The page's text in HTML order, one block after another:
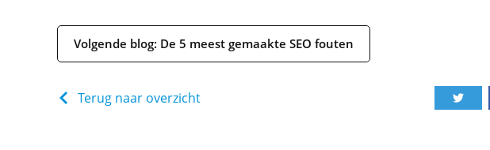
Volgende blog: De 5 meest gemaakte SEO fouten
Terug naar overzicht